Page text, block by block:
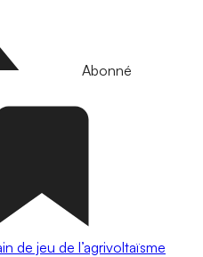
Abonné
de jeu de l’agrivoltaïsme